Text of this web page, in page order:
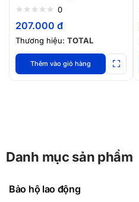
TPBX0171
0
207.000 đ
Thương hiệu: TOTAL
Thêm vào giỏ hàng
Danh mục sản phẩm
Bảo hộ lao động